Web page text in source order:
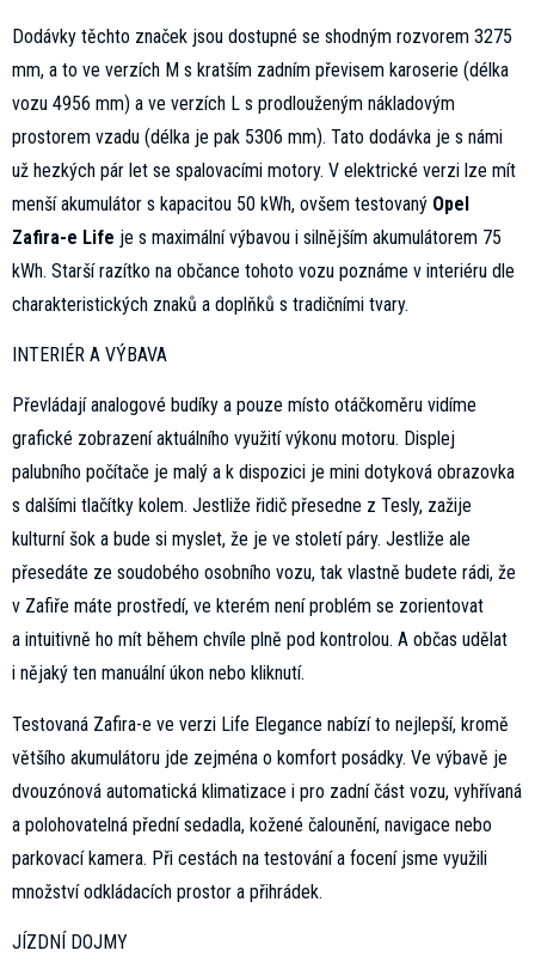
Dodávky těchto značek jsou dostupné se shodným rozvorem 3275
mm, a to ve verzích M s kratším zadním převisem karoserie (délka
vozu 4956 mm) a ve verzích L s prodlouženým nákladovým
prostorem vzadu (délka je pak 5306 mm). Tato dodávka je s námi
už hezkých pár let se spalovacími motory. V elektrické verzi lze mít
menší akumulátor s kapacitou 50 kWh, ovšem testovaný Opel
Zafira-e Life je s maximální výbavou i silnějším akumulátorem 75
kWh. Starší razítko na občance tohoto vozu poznáme v interiéru dle
charakteristických znaků a doplňků s tradičními tvary.
INTERIÉR A VÝBAVA
Převládají analogové budíky a pouze místo otáčkoměru vidíme
grafické zobrazení aktuálního využití výkonu motoru. Displej
palubního počítače je malý a k dispozici je mini dotyková obrazovka
s dalšími tlačítky kolem. Jestliže řidič přesedne z Tesly, zažije
kulturní šok a bude si myslet, že je ve století páry. Jestliže ale
přesedáte ze soudobého osobního vozu, tak vlastně budete rádi, že
v Zafiře máte prostředí, ve kterém není problém se zorientovat
a intuitivně ho mít během chvíle plně pod kontrolou. A občas udělat
i nějaký ten manuální úkon nebo kliknutí.
Testovaná Zafira-e ve verzi Life Elegance nabízí to nejlepší, kromě
většího akumulátoru jde zejména o komfort posádky. Ve výbavě je
dvouzónová automatická klimatizace i pro zadní část vozu, vyhřívaná
a polohovatelná přední sedadla, kožené čalounění, navigace nebo
parkovací kamera. Při cestách na testování a focení jsme využili
množství odkládacích prostor a přihrádek.
JÍZDNÍ DOJMY